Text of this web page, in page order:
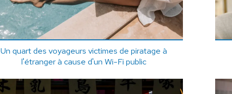
Un quart des voyageurs victimes de piratage à
l'étranger à cause d'un Wi-Fi public